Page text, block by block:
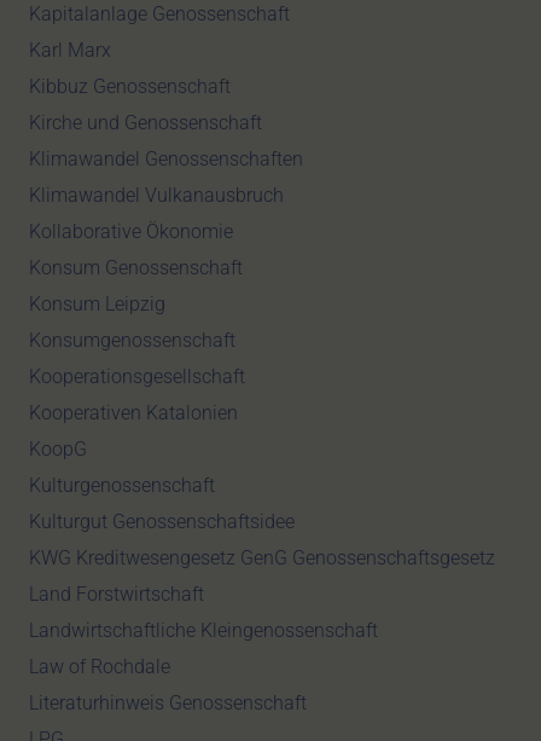
Kapitalanlage Genossenschaft
Karl Marx
Kibbuz Genossenschaft
Kirche und Genossenschaft
Klimawandel Genossenschaften
Klimawandel Vulkanausbruch
Kollaborative Ökonomie
Konsum Genossenschaft
Konsum Leipzig
Konsumgenossenschaft
Kooperationsgesellschaft
Kooperativen Katalonien
KoopG
Kulturgenossenschaft
Kulturgut Genossenschaftsidee
KWG Kreditwesengesetz GenG Genossenschaftsgesetz
Land Forstwirtschaft
Landwirtschaftliche Kleingenossenschaft
Law of Rochdale
Literaturhinweis Genossenschaft